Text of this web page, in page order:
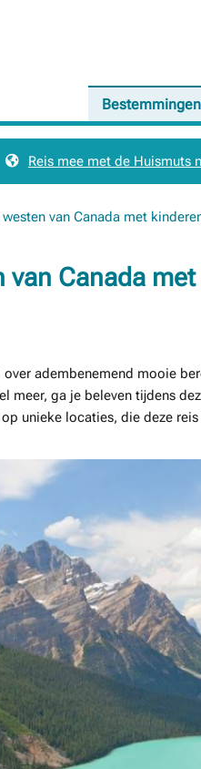
Bestemmingen
Reis mee met de Huismuts
van Canada met
Canada
adembenemend mooie
ga je beleven tijdens
unieke locaties, die deze